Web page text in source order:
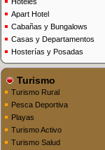
Apart Hotel
Cabañas y Bungalows
Casas y Departamentos
Hosterías y Posadas
Turismo
Turismo Rural
Pesca Deportiva
Playas
Turismo Activo
Turismo Salud